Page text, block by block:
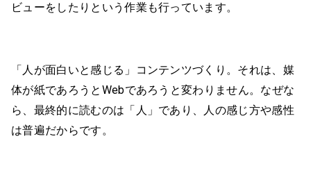
ビューをしたりという作業も行っています。
「人が面白いと感じる」コンテンツづくり。それは、媒
体が紙であろうとWebであろうと変わりません。なぜな
ら、最終的に読むのは「人」であり、人の感じ方や感性
は普遍だからです。